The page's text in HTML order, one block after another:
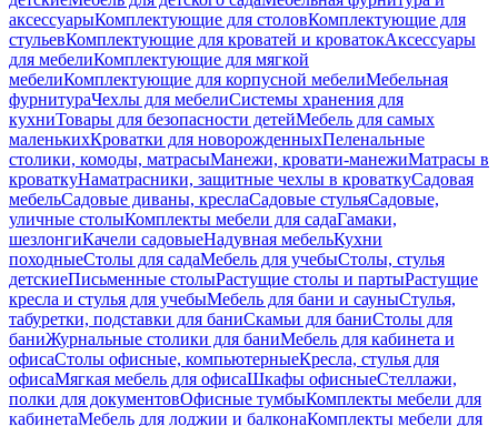
аксессуарыКомплектующие для столовКомплектующие для
стульевКомплектующие для кроватей и кроватокАксессуары
для мебелиКомплектующие для мягкой
мебелиКомплектующие для корпусной мебелиМебельная
фурнитураЧехлы для мебелиСистемы хранения для
кухниТовары для безопасности детейМебель для самых
маленькихКроватки для новорожденныхПеленальные
столики, комоды, матрасыМанежи, кровати-манежиМатрасы в
кроваткуНаматрасники, защитные чехлы в кроваткуСадовая
мебельСадовые диваны, креслаСадовые стульяСадовые,
уличные столыКомплекты мебели для садаГамаки,
шезлонгиКачели садовыеНадувная мебельКухни
походныеСтолы для садаМебель для учебыСтолы, стулья
детскиеПисьменные столыРастущие столы и партыРастущие
кресла и стулья для учебыМебель для бани и сауныСтулья,
табуретки, подставки для баниСкамьи для баниСтолы для
баниЖурнальные столики для баниМебель для кабинета и
офисаСтолы офисные, компьютерныеКресла, стулья для
офисаМягкая мебель для офисаШкафы офисныеСтеллажи,
полки для документовОфисные тумбыКомплекты мебели для
кабинетаМебель для лоджии и балконаКомплекты мебели для